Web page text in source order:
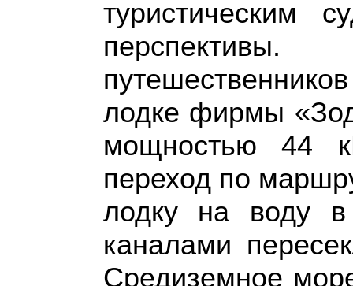
туристическим
лодке фирмы
мощностью 44
переход по
лодку на воду
каналами
Средиземное